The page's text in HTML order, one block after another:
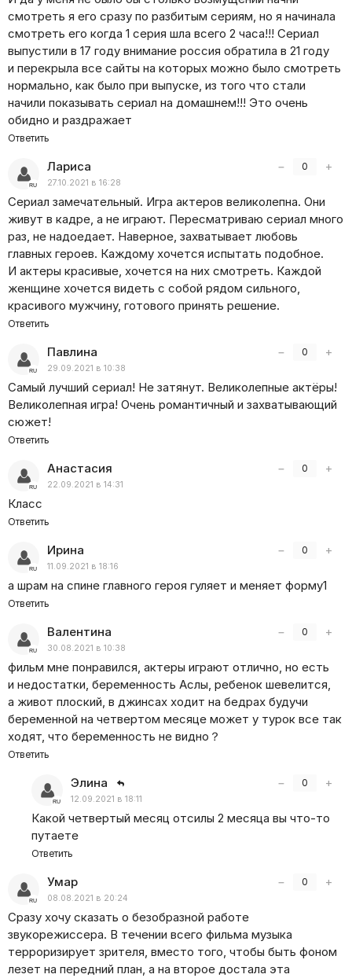
смотреть я его сразу по разбитым сериям, но я начинала
смотреть его когда 1 серия шла всего 2 часа!!! Сериал
выпустили в 17 году внимание россия обратила в 21 году
и перекрыла все сайты на которых можно было смотреть
нормально, как было при выпуске, из того что стали
начили показывать сериал на домашнем!!! Это очень
обидно и раздражает
Ответить
− 0 +
Лариса
27.10.2021 в 16:28
Сериал замечательный. Игра актеров великолепна. Они
живут в кадре, а не играют. Пересматриваю сериал много
раз, не надоедает. Наверное, захватывает любовь
главных героев. Каждому хочется испытать подобное.
И актеры красивые, хочется на них смотреть. Каждой
женщине хочется видеть с собой рядом сильного,
красивого мужчину, готового принять решение.
Ответить
− 0 +
Павлина
29.09.2021 в 10:38
Самый лучший сериал! Не затянут. Великолепные актёры!
Великолепная игра! Очень романтичный и захватывающий
сюжет!
Ответить
− 0 +
Анастасия
22.09.2021 в 14:31
Класс
Ответить
− 0 +
Ирина
11.09.2021 в 18:16
а шрам на спине главного героя гуляет и меняет форму1
Ответить
− 0 +
Валентина
30.08.2021 в 10:38
фильм мне понравился, актеры играют отлично, но есть
и недостатки, беременность Аслы, ребенок шевелится,
а живот плоский, в джинсах ходит на бедрах будучи
беременной на четвертом месяце может у турок все так
ходят, что беременность не видно？
Ответить
− 0 +
Элина
12.09.2021 в 18:11
Какой четвертый месяц отсилы 2 месяца вы что-то
путаете
Ответить
− 0 +
Умар
08.08.2021 в 20:24
Сразу хочу сказать о безобразной работе
звукорежиссера. В течении всего фильма музыка
терроризирует зрителя, вместо того, чтобы быть фоном
лезет на передний план, а на второе достала эта